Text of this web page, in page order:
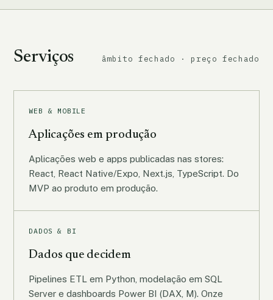
Serviços âmbito fechado · preço fechado
WEB & MOBILE
Aplicações em produção
Aplicações web e apps publicadas nas stores:
React, React Native/Expo, Next.js, TypeScript. Do
MVP ao produto em produção.
DADOS & BI
Dados que decidem
Pipelines ETL em Python, modelação em SQL
Server e dashboards Power BI (DAX, M). Onze